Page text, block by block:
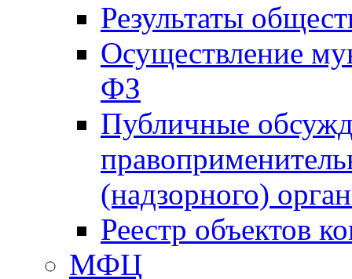
Результаты
Осуществление
ФЗ
Публичные
(надзорного)
Реестр объектов
МФЦ